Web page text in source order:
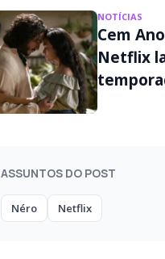
NOTÍCIAS
Cem
Netflix
ASSUNTOS DO POST
Néro Netflix